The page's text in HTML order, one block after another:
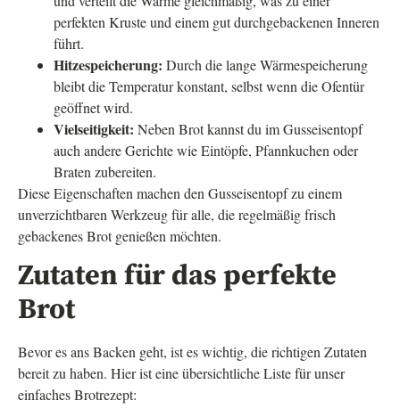
perfekten Kruste und einem gut durchgebackenen Inneren
führt.
Hitzespeicherung: Durch die lange Wärmespeicherung
bleibt die Temperatur konstant, selbst wenn die Ofentür
geöffnet wird.
Vielseitigkeit: Neben Brot kannst du im Gusseisentopf
auch andere Gerichte wie Eintöpfe, Pfannkuchen oder
Braten zubereiten.
Diese Eigenschaften machen den Gusseisentopf zu einem
unverzichtbaren Werkzeug für alle, die regelmäßig frisch
gebackenes Brot genießen möchten.
Zutaten für das perfekte
Brot
Bevor es ans Backen geht, ist es wichtig, die richtigen Zutaten
bereit zu haben. Hier ist eine übersichtliche Liste für unser
einfaches Brotrezept: